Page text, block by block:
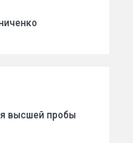
высшей пробы